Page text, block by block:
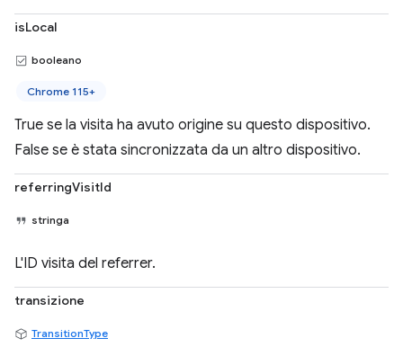
isLocal
booleano
Chrome 115+
True se la visita ha avuto origine su questo dispositivo.
False se è stata sincronizzata da un altro dispositivo.
referringVisitId
stringa
L'ID visita del referrer.
transizione
TransitionType